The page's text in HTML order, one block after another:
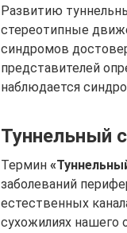
Развитию
стереотипные
синдромов
представителей
наблюдается
Туннельный
Термин
заболеваний
естественных
сухожилиях нашего